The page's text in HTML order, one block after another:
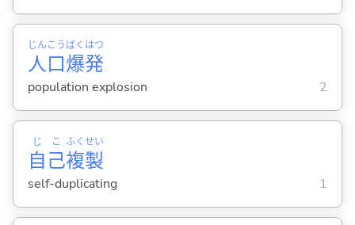
人
じん
口
こう
爆
ばく
発
はつ
population explosion 2
自
じ
己
こ
複
ふく
製
せい
self-duplicating 1